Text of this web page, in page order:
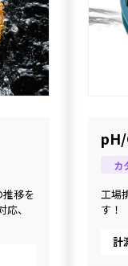
移を
、
カ
工場
す！
計